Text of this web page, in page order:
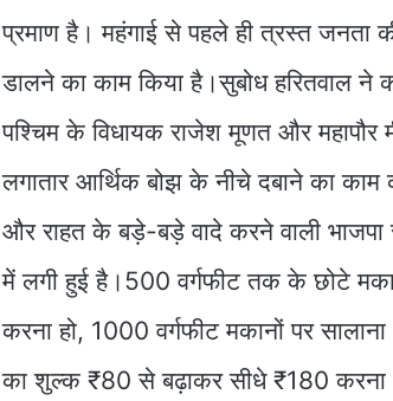
प्रमाण है। महंगाई से पहले ही त्रस्त जनता
डालने का काम किया है।सुबोध हरितवाल ने
पश्चिम के विधायक राजेश मूणत और महापौर
लगातार आर्थिक बोझ के नीचे दबाने का
और राहत के बड़े-बड़े वादे करने वाली
में लगी हुई है।500 वर्गफीट तक के छोटे
करना हो, 1000 वर्गफीट मकानों पर
का शुल्क ₹80 से बढ़ाकर सीधे ₹180 करना